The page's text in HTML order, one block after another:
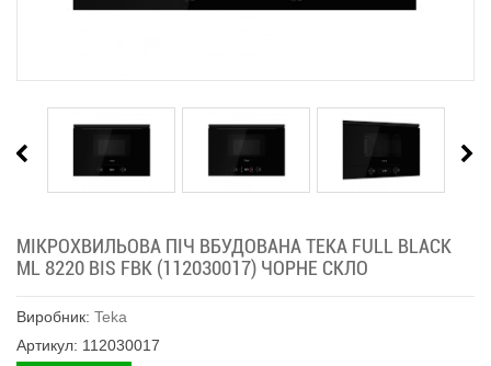
МІКРОХВИЛЬОВА ПІЧ ВБУДОВАНА TEKA FULL BLACK
ML 8220 BIS FBK (112030017) ЧОРНЕ СКЛО
Виробник: Teka
Артикул: 112030017